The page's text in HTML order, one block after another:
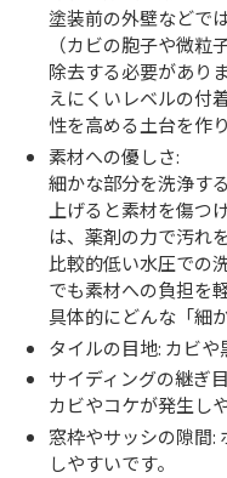
塗装前の外壁などで
（カビの胞子や微
除去する必要があり
えにくいレベルの付
性を高める土台を作り
素材への優しさ:
細かな部分を洗浄す
上げると素材を傷つ
は、薬剤の力で汚れ
比較的低い水圧での
でも素材への負担を
具体的にどんな「細
タイルの目地: カビや
サイディングの継ぎ
カビやコケが発生し
窓枠やサッシの隙間:
しやすいです。